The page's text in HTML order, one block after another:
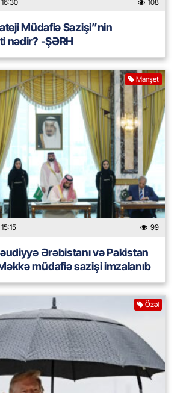
108
Müdafiə Sazişi”nin
nədir? -ŞƏRH
Manşet
99
Ərəbistanı və Pakistan
müdafiə sazişi imzalanıb
Özəl